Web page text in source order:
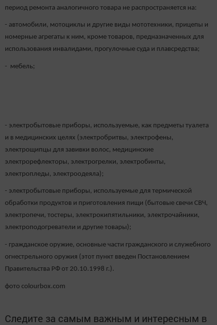
период ремонта аналогичного товара не распространяется на:
- автомобили, мотоциклы и другие виды мототехники, прицепы и
номерные агрегаты к ним, кроме товаров, предназначенных для
использования инвалидами, прогулочные суда и плавсредства;
- мебель;
- электробытовые приборы, используемые, как предметы туалета
и в медицинских целях (электробритвы, электрофены,
электрощипцы для завивки волос, медицинские
электрорефлекторы, электрогрелки, электробинты,
электропледы, электроодеяла);
- электробытовые приборы, используемые для термической
обработки продуктов и приготовления пищи (бытовые свечи СВЧ,
электропечи, тостеры, электрокипятильники, электрочайники,
электроподогреватели и другие товары);
- гражданское оружие, основные части гражданского и служебного
огнестрельного оружия (этот пункт введен Постановлением
Правительства РФ от 20.10.1998 г.).
фото colourbox.com
Следите за самым важным и интересным в